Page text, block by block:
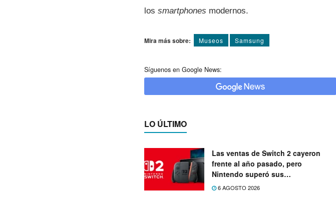
los smartphones modernos.
Mira más sobre: Museos Samsung
Síguenos en Google News:
LO ÚLTIMO
Las ventas de Switch 2 cayeron
frente al año pasado, pero
Nintendo superó sus
expectativas
6 AGOSTO 2026